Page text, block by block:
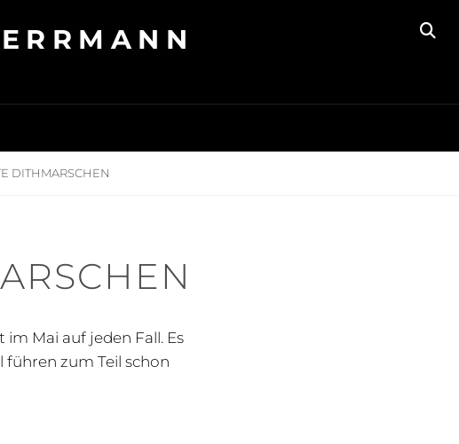
DITHMARSCHEN
Mai auf jeden Fall. Es
zum Teil schon